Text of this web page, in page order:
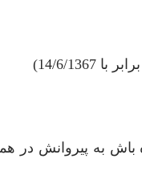
باش به پيروانش در